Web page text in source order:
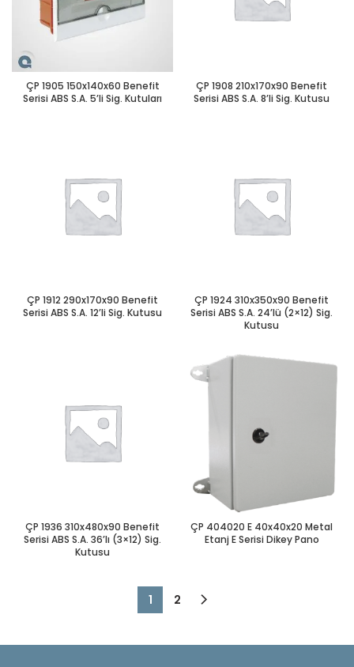
ÇP 1905 150x140x60 Benefit
Serisi ABS S.A. 5’li Sig. Kutuları
ÇP 1908 210x170x90 Benefit
Serisi ABS S.A. 8’li Sig. Kutusu
ÇP 1912 290x170x90 Benefit
Serisi ABS S.A. 12’li Sig. Kutusu
ÇP 1924 310x350x90 Benefit
Serisi ABS S.A. 24’lü (2×12) Sig.
Kutusu
ÇP 1936 310x480x90 Benefit
Serisi ABS S.A. 36’lı (3×12) Sig.
Kutusu
ÇP 404020 E 40x40x20 Metal
Etanj E Serisi Dikey Pano
1 2